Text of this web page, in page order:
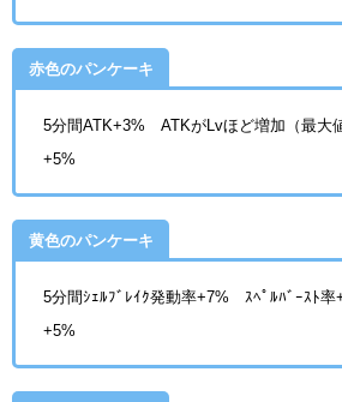
赤色のパンケーキ
5分間ATK+3% ATKがLvほど増加（最
+5%
黄色のパンケーキ
5分間ｼｪﾙﾌﾞﾚｲｸ発動率+7% ｽﾍﾟﾙﾊﾞｰｽﾄ
+5%